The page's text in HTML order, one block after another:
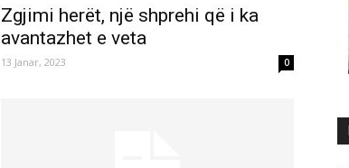
Zgjimi herët, një shprehi që i ka
avantazhet e veta
13 Janar, 2023 0